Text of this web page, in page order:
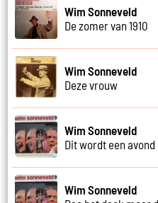
Wim Sonneveld
De zomer van 1910
Wim Sonneveld
Deze vrouw
Wim Sonneveld
Dit wordt een avond
Wim Sonneveld